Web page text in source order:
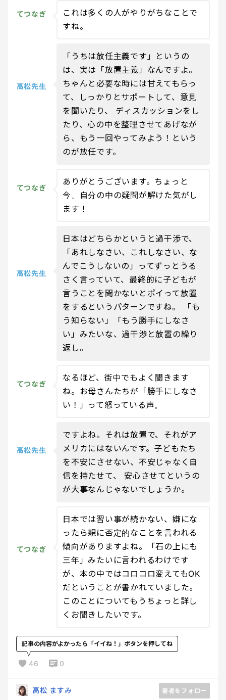
てつなぎ
これは多くの人がやりがちなことで
すね。
高松先生
「うちは放任主義です」というの
は、実は「放置主義」なんですよ。
ちゃんと必要な時には甘えてもらっ
て、しっかりとサポートして、意見
を聞いたり、 ディスカッションをし
たり、心の中を整理させてあげなが
ら、もう一回やってみよう！という
のが放任です。
てつなぎ
ありがとうございます。ちょっと
今、自分の中の疑問が解けた気がし
ます！
高松先生
日本はどちらかというと過干渉で、
「あれしなさい、これしなさい、な
んでこうしないの」ってずっとうる
さく言っていて、最終的に子どもが
言うことを聞かないとポイって放置
をするというパターンですね。 「も
う知らない」「もう勝手にしなさ
い」みたいな、過干渉と放置の繰り
返し。
てつなぎ
なるほど、街中でもよく聞きます
ね。お母さんたちが「勝手にしなさ
い！」って怒っている声。
高松先生
ですよね。それは放置で、それがア
メリカにはないんです。子どもたち
を不安にさせない、不安じゃなく自
信を持たせて、 安心させてというの
が大事なんじゃないでしょうか。
てつなぎ
日本では習い事が続かない、嫌にな
ったら親に否定的なことを言われる
傾向がありますよね。「石の上にも
三年」みたいに言われるわけです
が、本の中ではコロコロ変えてもOK
だということが書かれていました。
このことについてもうちょっと詳し
くお聞きしたいです。
記事の内容がよかったら「イイね！」ボタンを押してね
46 0
高松 ますみ
著者をフォロー